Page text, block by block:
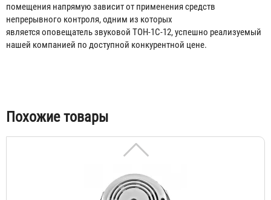
помещения напрямую зависит от применения средств
непрерывного контроля, одним из которых
является оповещатель звуковой ТОН-1С-12, успешно реализуемый
нашей компанией по доступной конкурентной цене.
Похожие товары